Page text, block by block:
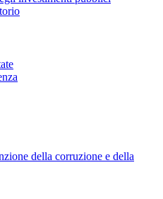
della corruzione e della